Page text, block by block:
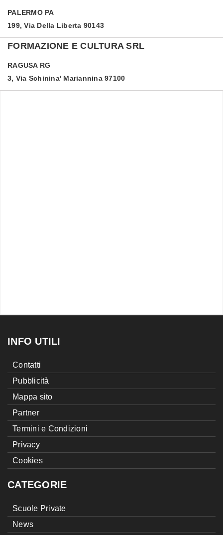
PALERMO PA
199, Via Della Liberta 90143
FORMAZIONE E CULTURA SRL
RAGUSA RG
3, Via Schinina' Mariannina 97100
INFO UTILI
Contatti
Pubblicità
Mappa sito
Partner
Termini e Condizioni
Privacy
Cookies
CATEGORIE
Scuole Private
News